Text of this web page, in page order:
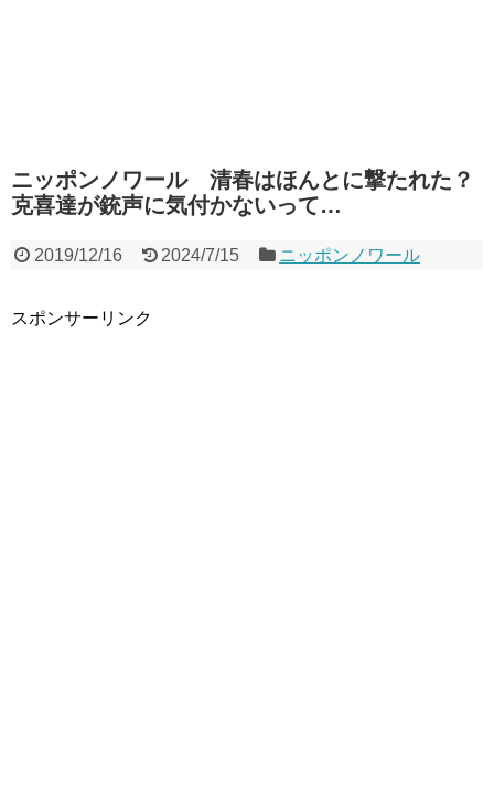
ニッポンノワール 清春はほんとに撃たれた？
克喜達が銃声に気付かないって…
2019/12/16 2024/7/15 ニッポンノワール
スポンサーリンク